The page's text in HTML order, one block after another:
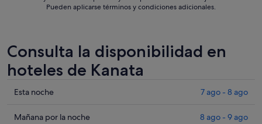
Pueden aplicarse términos y condiciones adicionales.
Consulta la disponibilidad en
hoteles de Kanata
Comprueba
precios
Esta noche 7 ago - 8 ago
Comprueba
Mañana por la noche 8 ago - 9 ago